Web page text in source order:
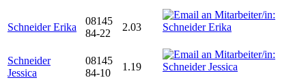
Schneider Erika
08145
84-22
2.03
Schneider
Jessica
08145
84-10
1.19